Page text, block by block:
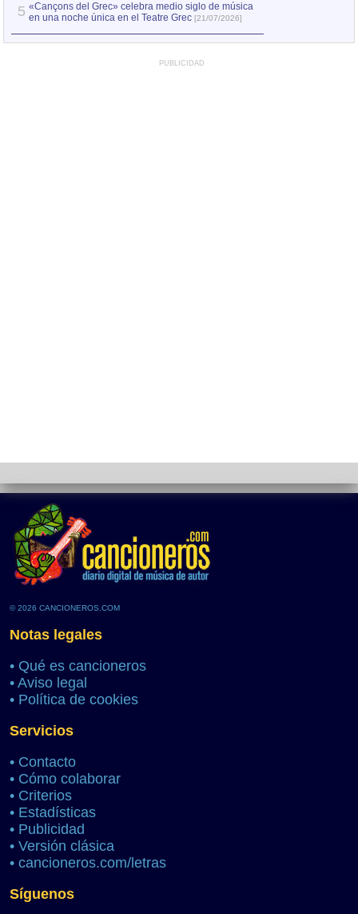
5 «Cançons del Grec» celebra medio siglo de música
en una noche única en el Teatre Grec [21/07/2026]
PUBLICIDAD
© 2026 CANCIONEROS.COM
Notas legales
• Qué es cancioneros
• Aviso legal
• Política de cookies
Servicios
• Contacto
• Cómo colaborar
• Criterios
• Estadísticas
• Publicidad
• Versión clásica
• cancioneros.com/letras
Síguenos